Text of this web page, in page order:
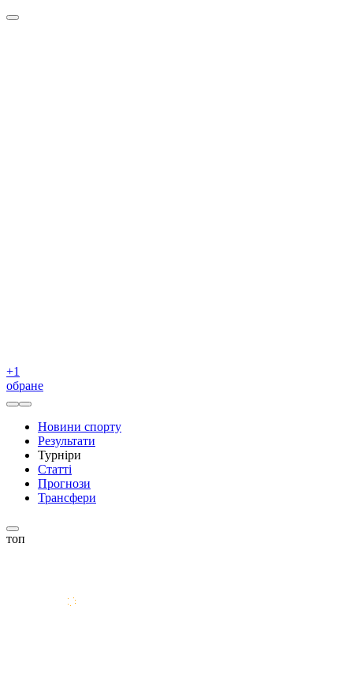
+1
обране
Новини спорту
Результати
Турніри
Статті
Прогнози
Трансфери
топ